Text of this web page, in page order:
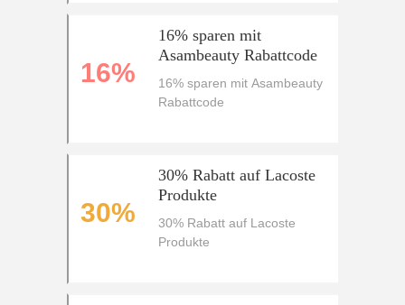
16%
16% sparen mit
Asambeauty Rabattcode
16% sparen mit Asambeauty
Rabattcode
30%
30% Rabatt auf Lacoste
Produkte
30% Rabatt auf Lacoste
Produkte